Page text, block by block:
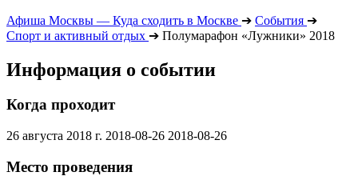
Афиша Москвы — Куда сходить в Москве ➔ События ➔
Спорт и активный отдых ➔ Полумарафон «Лужники» 2018
Информация о событии
Когда проходит
26 августа 2018 г. 2018-08-26 2018-08-26
Место проведения